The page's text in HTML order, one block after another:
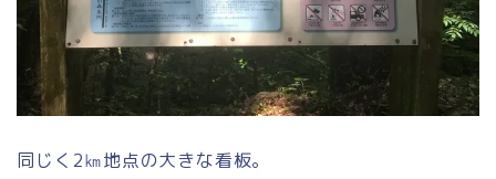
同じく2㎞地点の大きな看板。